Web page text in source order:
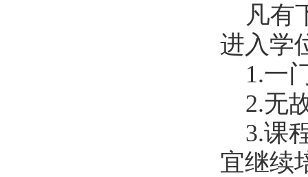
凡有
进入学
1.一
2.无
3.课
宜继续